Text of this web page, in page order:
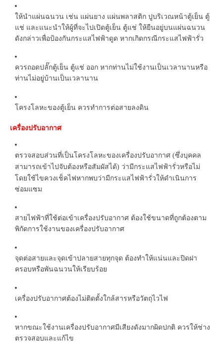
ให้นำแผ่นฉนวน เช่น แผ่นยาง แผ่นพลาสติก ปูบริเวณหน้าตู้เย็น ตู้
แช่ และแนะนำให้ผู้ที่จะไปเปิดตู้เย็น ตู้แช่ ให้ยืนอยู่บนแผ่นฉนวน
ดังกล่าวเพื่อป้องกันกระแสไฟฟ้าดูด หากเกิดกรณีกระแสไฟฟ้ารั่ว
ควรถอดปลั๊กตู้เย็น ตู้แช่ ออก หากท่านไม่ใช้งานเป็นเวลานานหรือ
ท่านไม่อยู่บ้านเป็นเวลานาน
โครงโลหะของตู้เย็น ควรทำการต่อสายลงดิน
เครื่องปรับอากาศ
ตรวจสอบส่วนที่เป็นโครงโลหะของเครื่องปรับอากาศ (ซึ่งบุคคล
สามารถเข้าไปจับต้องหรือสัมผัสได้) ว่ามีกระแสไฟฟ้ารั่วหรือไม่
โดยใช้ไขควงเช็คไฟหากพบว่ามีกระแสไฟฟ้ารั่วให้ดำเนินการ
ซ่อมแซม
สายไฟฟ้าที่ใช้ต่อเข้าเครื่องปรับอากาศ ต้องใช้ขนาดที่ถูกต้องตาม
พิกัดการใช้งานของเครื่องปรับอากาศ
จุดต่อสายและจุดเข้าปลายสายทุกจุด ต้องทำให้แน่นและปิดฝา
ครอบหรือพันฉนวนให้เรียบร้อย
เครื่องปรับอากาศต้องไม่ติดตั้งใกล้สารหรือวัตถุไวไฟ
หากขณะใช้งานเครื่องปรับอากาศมีเสียงดังมากผิดปกติ ควรให้ช่าง
ตรวจสอบและแก้ไข